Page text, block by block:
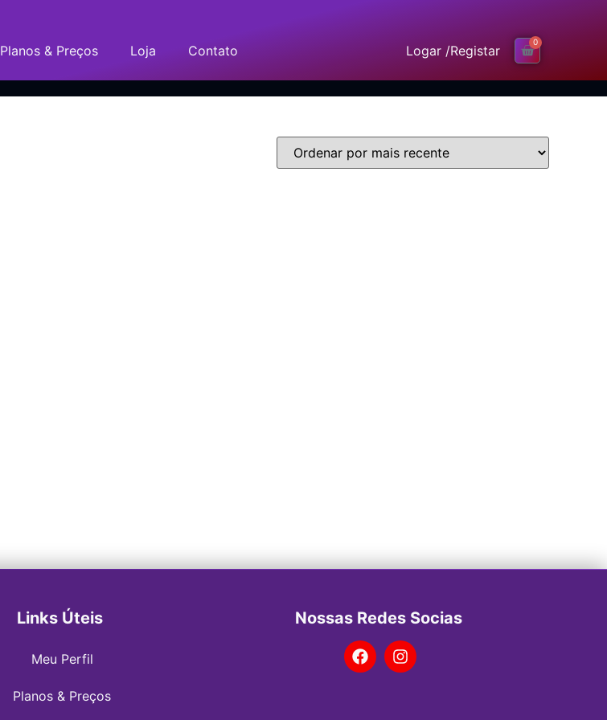
Planos & Preços Loja Contato Logar /Registar
0
Links Úteis
Meu Perfil
Planos & Preços
Nossas Redes Socias